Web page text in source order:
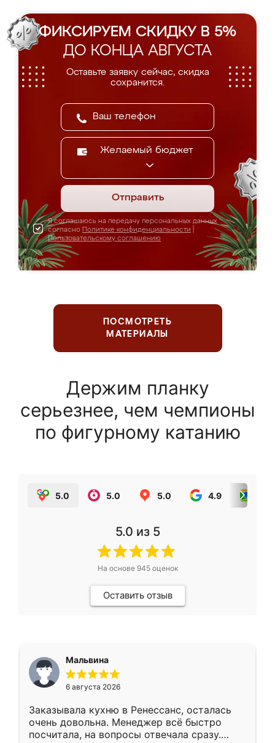
ФИКСИРУЕМ СКИДКУ В 5%
ДО КОНЦА АВГУСТА
Оставьте заявку сейчас, скидка
сохранится.
Желаемый бюджет
Отправить
Я соглашаюсь на передачу персональных данных
согласно Политике конфиденциальности
Пользовательскому соглашению
ПОСМОТРЕТЬ
МАТЕРИАЛЫ
Держим планку
серьезнее, чем чемпионы
по фигурному катанию
5.0 5.0 5.0 4.9
5.0 из 5
На основе 945оценок
Оставить отзыв
Мальвина
6 августа 2026
Заказывала кухню в Ренессанс, осталась
очень довольна. Менеджер всё быстро
посчитала, на вопросы отвечала сразу.